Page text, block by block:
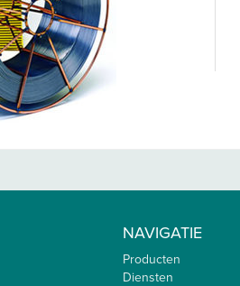
NAVIGATIE
Producten
Diensten